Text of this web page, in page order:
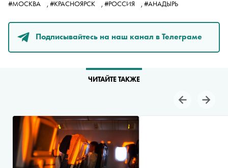
#МОСКВА , #КРАСНОЯРСК , #РОССИЯ , #АНАДЫРЬ
Подписывайтесь на наш канал в Телеграме
ЧИТАЙТЕ ТАКЖЕ